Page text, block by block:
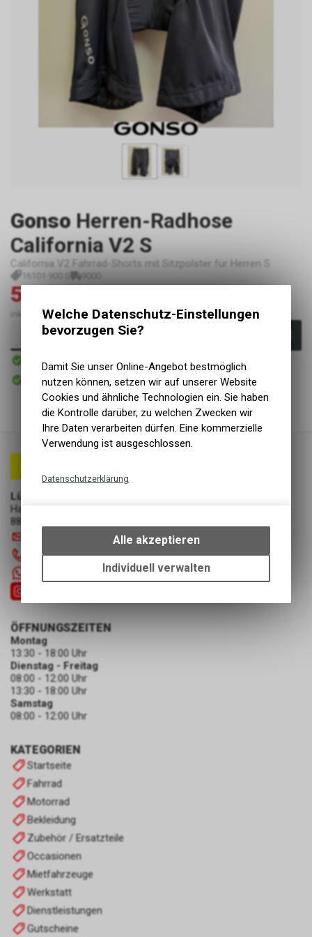
Gonso Herren-Radhose
California V2 S
California V2 Fahrrad-Shorts mit Sitzpolster für Herren S
16101 900 S 9000
59.00
inkl. MwSt., zzgl.Versandkosten
In den Warenkorb
Versand
Abholung Lüscher Motor- & Bike World
Lüscher Motor- & Bike World
Hauptstrasse 29a
8867 Niederurnen
055 610 31 31
KATEGORIEN
Startseite
Fahrrad
Motorrad
Bekleidung
Zubehör / Ersatzteile
Occasionen
Mietfahrzeuge
Werkstatt
Dienstleistungen
Gutscheine
ÖFFNUNGSZEITEN
Montag
13:30 - 18:00 Uhr
Dienstag - Freitag
08:00 - 12:00 Uhr
13:30 - 18:00 Uhr
Samstag
08:00 - 12:00 Uhr
Welche Datenschutz-Einstellungen
bevorzugen Sie?
Damit Sie unser Online-Angebot bestmöglich
nutzen können, setzen wir auf unserer Website
Cookies und ähnliche Technologien ein. Sie haben
die Kontrolle darüber, zu welchen Zwecken wir
Ihre Daten verarbeiten dürfen. Eine kommerzielle
Verwendung ist ausgeschlossen.
Datenschutzerklärung
bestimmte Interaktionen und
Einstellungen auf Ihrem Gerät,
um die grundlegenden
Funktionen unseres Online-
Alle akzeptieren
Individuell verwalten